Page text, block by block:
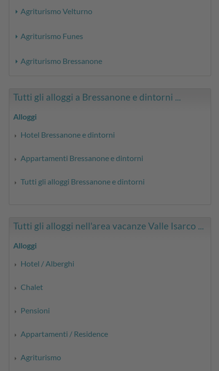
Agriturismo Velturno
Agriturismo Funes
Agriturismo Bressanone
Tutti gli alloggi a Bressanone e dintorni ...
Alloggi
Hotel Bressanone e dintorni
Appartamenti Bressanone e dintorni
Tutti gli alloggi Bressanone e dintorni
Tutti gli alloggi nell'area vacanze Valle Isarco ...
Alloggi
Hotel / Alberghi
Chalet
Pensioni
Appartamenti / Residence
Agriturismo